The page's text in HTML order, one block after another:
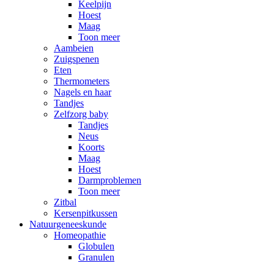
Keelpijn
Hoest
Maag
Toon meer
Aambeien
Zuigspenen
Eten
Thermometers
Nagels en haar
Tandjes
Zelfzorg baby
Tandjes
Neus
Koorts
Maag
Hoest
Darmproblemen
Toon meer
Zitbal
Kersenpitkussen
Natuurgeneeskunde
Homeopathie
Globulen
Granulen